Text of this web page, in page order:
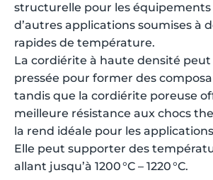
structurelle pour les équipements
d’autres applications soumises à
rapides de température.
La cordiérite à haute densité
pressée pour former des
tandis que la cordiérite poreuse
meilleure résistance aux chocs
la rend idéale pour les
Elle peut supporter des
allant jusqu’à 1200 °C – 1220 °C.